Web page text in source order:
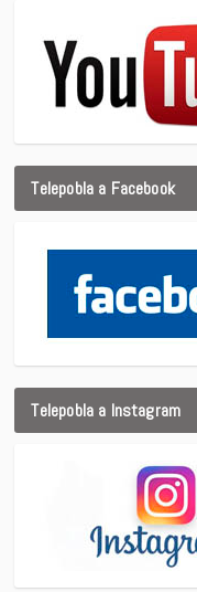
Telepobla a Facebook
Telepobla a Instagram